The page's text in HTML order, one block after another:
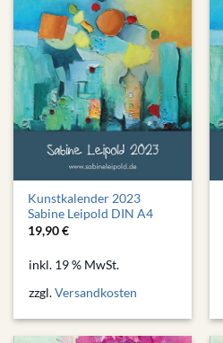
Kunstkalender 2023
Sabine Leipold DIN A4
19,90€
inkl. 19 % MwSt.
zzgl.Versandkosten